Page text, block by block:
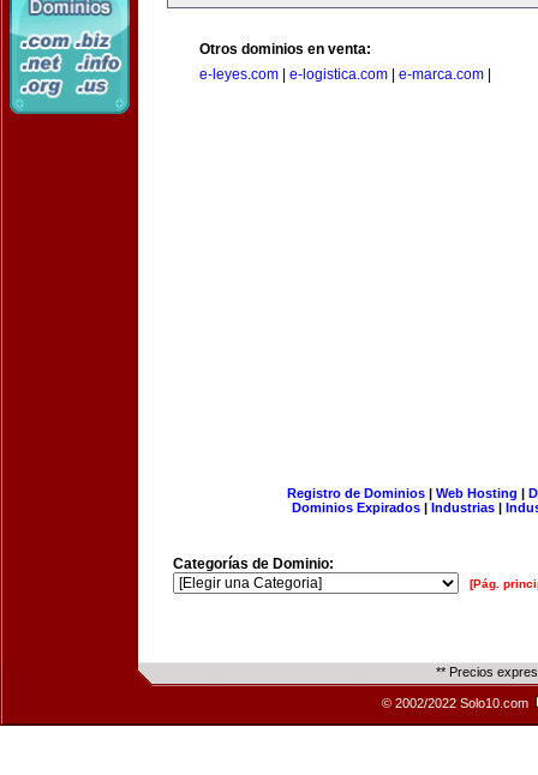
Otros dominios en venta:
e-leyes.com
e-logistica.com e-marca.com
Registro de Dominios| Web Hosting |
Dominios Expirados | Industrias |
Categorías de Dominio:
[Pág.
** Precios
© 2002/2022 Solo10.com